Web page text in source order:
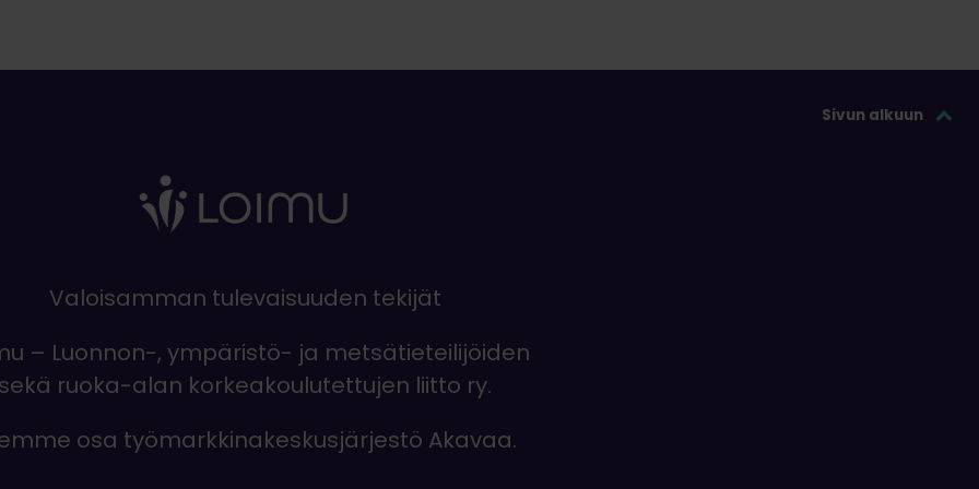
Sivun alkuun
Valoisamman tulevaisuuden tekijät
– Luonnon-, ympäristö- ja metsätieteilijöiden
sekä ruoka-alan korkeakoulutettujen liitto ry.
osa työmarkkinakeskusjärjestö Akavaa.